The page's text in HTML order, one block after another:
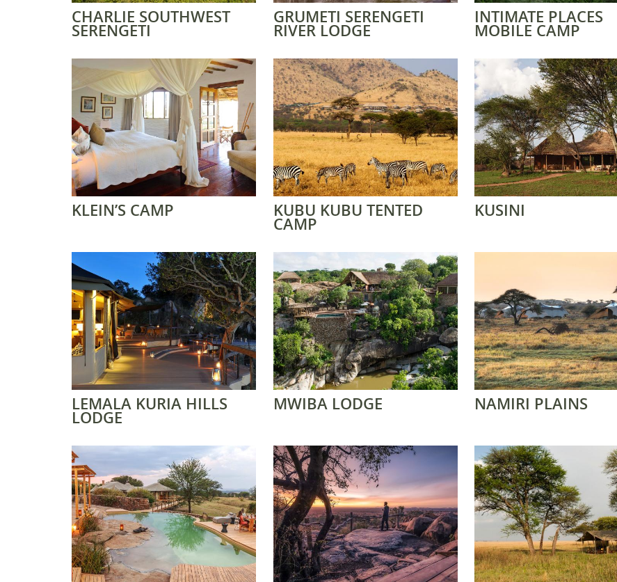
CHARLIE SOUTHWEST
SERENGETI
GRUMETI SERENGETI
RIVER LODGE
INTIMATE PLACES
MOBILE CAMP
KLEIN’S CAMP KUBU KUBU TENTED
CAMP
KUSINI
LEMALA KURIA HILLS
LODGE
MWIBA LODGE NAMIRI PLAINS